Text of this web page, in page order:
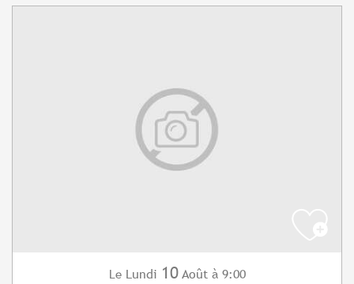
Le Lundi 10 Août à 9:00